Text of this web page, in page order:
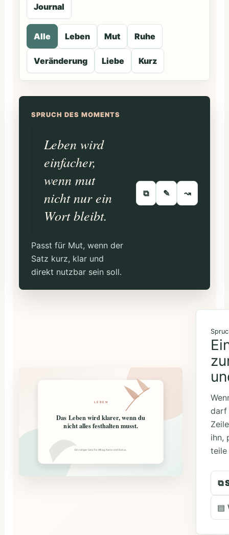
Journal
Alle Leben Mut Ruhe
Veränderung Liebe Kurz
SPRUCH DES MOMENTS
Leben wird
einfacher,
wenn mut
nicht nur ein
Wort bleibt.
Passt für Mut, wenn der
Satz kurz, klar und
direkt nutzbar sein soll.
⧉ ✎ ↝
LEBEN
Das Leben wird klarer, wenn du
nicht alles festhalten musst.
Ein ruhiger Satz für Alltag, Karte und Status.
darf
ihn,
teile
⧉
▤